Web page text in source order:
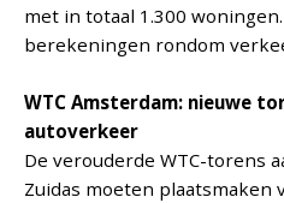
met in totaal 1.300
berekeningen rondom
WTC Amsterdam: nieuwe
autoverkeer
De verouderde WTC-torens
Zuidas moeten plaatsmaken